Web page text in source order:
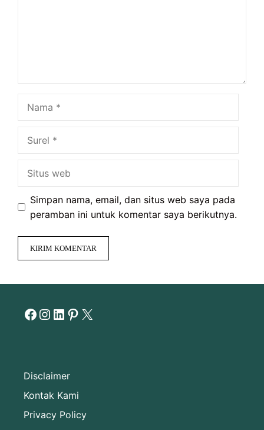
web
Simpan nama, email, dan situs web saya pada
peramban ini untuk komentar saya berikutnya.
Facebook
Instagram
LinkedIn
Pinterest
X
Disclaimer
Kontak Kami
Privacy Policy